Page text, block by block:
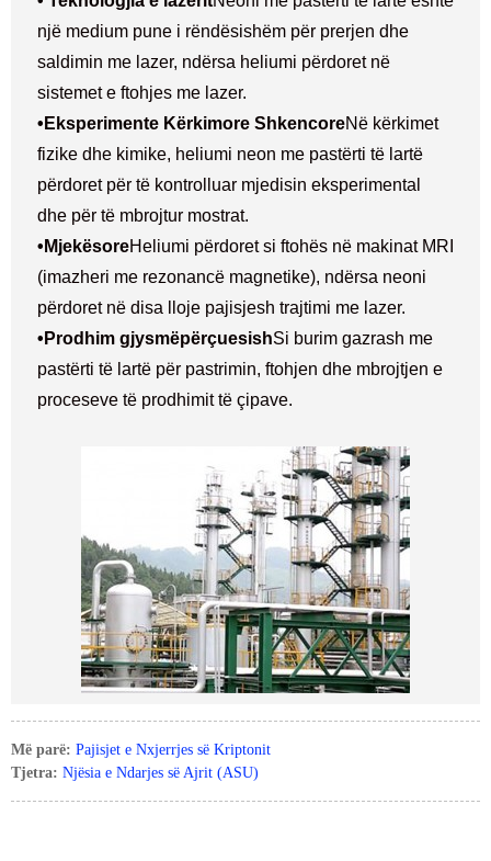
një medium pune i rëndësishëm për prerjen dhe
saldimin me lazer, ndërsa heliumi përdoret në
sistemet e ftohjes me lazer.
• Eksperimente Kërkimore ShkencoreNë kërkimet
fizike dhe kimike, heliumi neon me pastërti të lartë
përdoret për të kontrolluar mjedisin eksperimental
dhe për të mbrojtur mostrat.
• MjekësoreHeliumi përdoret si ftohës në makinat MRI
(imazheri me rezonancë magnetike), ndërsa neoni
përdoret në disa lloje pajisjesh trajtimi me lazer.
• Prodhim gjysmëpërçuesishSi burim gazrash me
pastërti të lartë për pastrimin, ftohjen dhe mbrojtjen e
proceseve të prodhimit të çipave.
Më parë: Pajisjet e Nxjerrjes së Kriptonit
Tjetra: Njësia e Ndarjes së Ajrit (ASU)